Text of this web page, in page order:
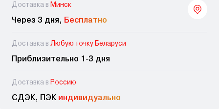
Доставка в Минск
Через 3 дня, Бесплатно
Доставка в Любую точку Беларуси
Приблизительно 1-3 дня
Доставка в Россию
СДЭК, ПЭК индивидуально